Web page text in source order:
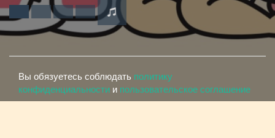
Вы обязуетесь соблюдать политику
конфиденциальности и пользовательское соглашение